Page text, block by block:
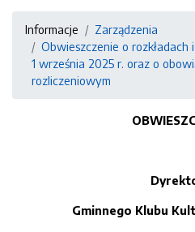
Informacje
Zarządzenia
Obwieszczenie o
1 września 2025 r. oraz o
rozliczeniowym
Gminnego Klubu